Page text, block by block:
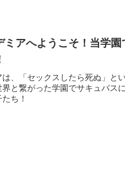
ミアへようこそ！当学園
、「セックスしたら死ぬ」と
と繋がった学園でサキュバス
ち！